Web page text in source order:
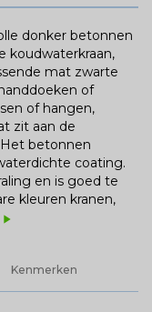
donker betonnen
koudwaterkraan,
mat zwarte
of
of hangen,
zit aan de
betonnen
coating.
en is goed te
kleuren kranen,
play_arrow
Kenmerken